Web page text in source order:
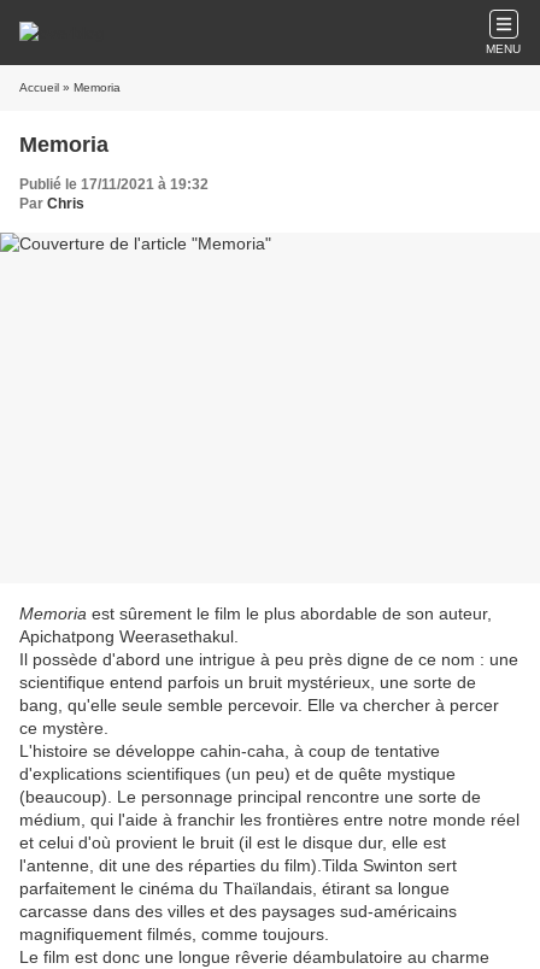
MENU
Accueil » Memoria
Memoria
Publié le 17/11/2021 à 19:32
Par Chris
Memoria est sûrement le film le plus abordable de son auteur,
Apichatpong Weerasethakul.
Il possède d'abord une intrigue à peu près digne de ce nom : une
scientifique entend parfois un bruit mystérieux, une sorte de
bang, qu'elle seule semble percevoir. Elle va chercher à percer
ce mystère.
L'histoire se développe cahin-caha, à coup de tentative
d'explications scientifiques (un peu) et de quête mystique
(beaucoup). Le personnage principal rencontre une sorte de
médium, qui l'aide à franchir les frontières entre notre monde réel
et celui d'où provient le bruit (il est le disque dur, elle est
l'antenne, dit une des réparties du film).Tilda Swinton sert
parfaitement le cinéma du Thaïlandais, étirant sa longue
carcasse dans des villes et des paysages sud-américains
magnifiquement filmés, comme toujours.
Le film est donc une longue rêverie déambulatoire au charme